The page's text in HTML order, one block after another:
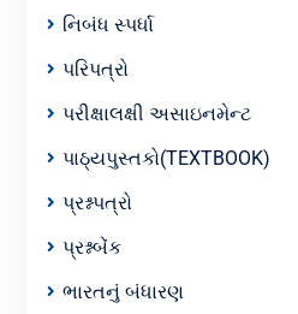
નિબંધ સ્પર્ધા
પરિપત્રો
પરીક્ષાલક્ષી અસાઇનમેન્ટ
પાઠ્યપુસ્તકો(TEXTBOOK)
પ્રશ્નપત્રો
પ્રશ્નબેંક
ભારતનું બંધારણ